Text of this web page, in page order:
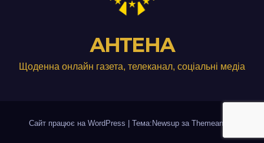
АНТЕНА
Щоденна онлайн газета, телеканал, соціальні медіа
Сайт працює на WordPress Тема:Newsup за Themeansar